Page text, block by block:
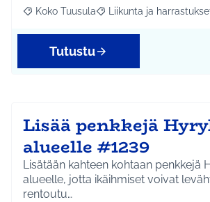
Rajaa tulokset aihepiirin mukaan: Koko
Koko Tuusula Rajaa tulokset teeman
Liikunta ja
Tutustu
Lisää penkkejä
alueelle #1239
Lisätään kahteen kohtaan penkkejä
alueelle, jotta ikäihmiset voivat
rentoutu…